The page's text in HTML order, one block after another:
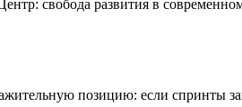
позицию: если спринты